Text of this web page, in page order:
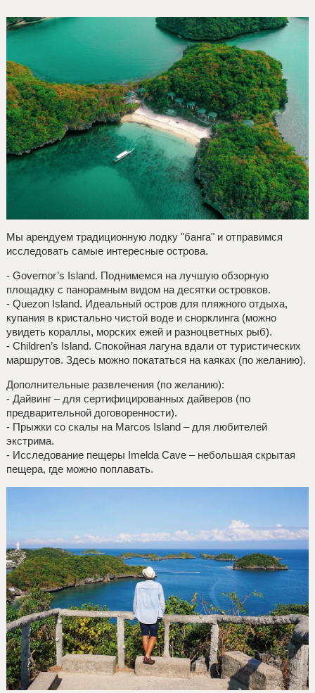
Мы арендуем традиционную лодку "банга" и отправимся
исследовать самые интересные острова.
- Governor’s Island. Поднимемся на лучшую обзорную
площадку с панорамным видом на десятки островков.
- Quezon Island. Идеальный остров для пляжного отдыха,
купания в кристально чистой воде и снорклинга (можно
увидеть кораллы, морских ежей и разноцветных рыб).
- Children’s Island. Спокойная лагуна вдали от туристических
маршрутов. Здесь можно покататься на каяках (по желанию).
Дополнительные развлечения (по желанию):
- Дайвинг – для сертифицированных дайверов (по
предварительной договоренности).
- Прыжки со скалы на Marcos Island – для любителей
экстрима.
- Исследование пещеры Imelda Cave – небольшая скрытая
пещера, где можно поплавать.